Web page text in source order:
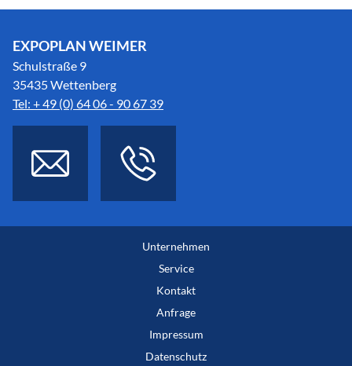
EXPOPLAN WEIMER
Schulstraße 9
35435 Wettenberg
Tel: + 49 (0) 64 06 - 90 67 39
Unternehmen
Service
Kontakt
Anfrage
Impressum
Datenschutz